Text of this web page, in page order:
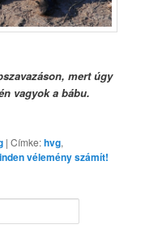
mert úgy
vagyok a bábu.
|Címke:hvg,
vélemény számít!